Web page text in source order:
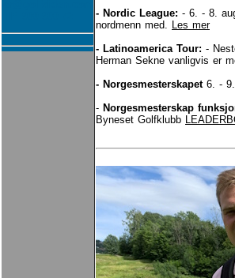
- Nordic League: - 6. - 8.
nordmenn med. Les mer
- Latinoamerica Tour: -
Herman Sekne vanligvis er
- Norgesmesterskapet6. - 9.
- Norgesmesterskap
Byneset Golfklubb